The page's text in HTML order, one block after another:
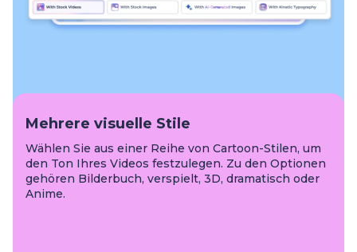
Mehrere visuelle Stile
Wählen Sie aus einer Reihe von Cartoon-Stilen, um
den Ton Ihres Videos festzulegen. Zu den Optionen
gehören Bilderbuch, verspielt, 3D, dramatisch oder
Anime.